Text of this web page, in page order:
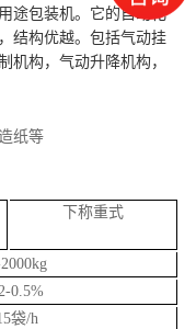
途包装机。它的自动化
结构优越。包括气动挂
机构，气动升降机构，
纸等
下称重式
0.5%
袋/h